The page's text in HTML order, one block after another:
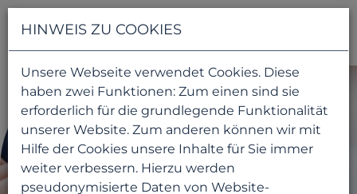
HINWEIS ZU COOKIES
Unsere Webseite verwendet Cookies. Diese
haben zwei Funktionen: Zum einen sind sie
erforderlich für die grundlegende Funktionalität
unserer Website. Zum anderen können wir mit
Hilfe der Cookies unsere Inhalte für Sie immer
weiter verbessern. Hierzu werden
pseudonymisierte Daten von Website-